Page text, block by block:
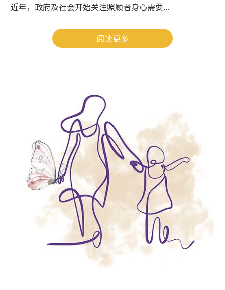
近年，政府及社会开始关注照顾者身心需要...
阅读更多